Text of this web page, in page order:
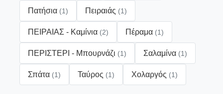
Πατήσια (1) Πειραιάς (1)
ΠΕΙΡΑΙΑΣ - Καμίνια (2) Πέραμα (1)
ΠΕΡΙΣΤΕΡΙ - Μπουρνάζι (1) Σαλαμίνα (1)
Σπάτα (1) Ταύρος (1) Χολαργός (1)